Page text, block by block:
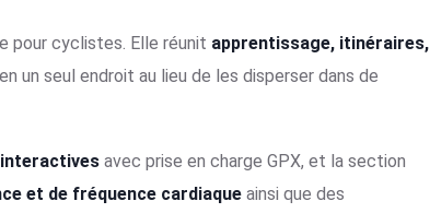
pour cyclistes. Elle réunit apprentissage, itinéraires,
en un seul endroit au lieu de les disperser dans de
avec prise en charge GPX, et la section
et de fréquence cardiaque ainsi que des